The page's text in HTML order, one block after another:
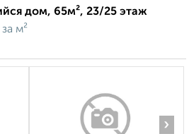
дом, 65м², 23/25 этаж
за м²
›